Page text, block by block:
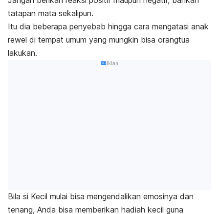
tatapan mata sekalipun.
Itu dia beberapa penyebab hingga cara mengatasi anak
rewel di tempat umum yang mungkin bisa orangtua
lakukan.
Iklan
Bila si Kecil mulai bisa mengendalikan emosinya dan
tenang, Anda bisa memberikan hadiah kecil guna